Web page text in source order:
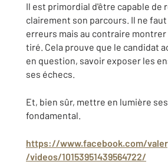
Il est primordial d'être capable de
clairement son parcours. Il ne
erreurs mais au contraire montrer
tiré. Cela prouve que le candidat
en question, savoir exposer les
ses échecs.
Et, bien sûr, mettre en lumière
fondamental.
https://www.facebook.com/
/videos/10153951439564722/